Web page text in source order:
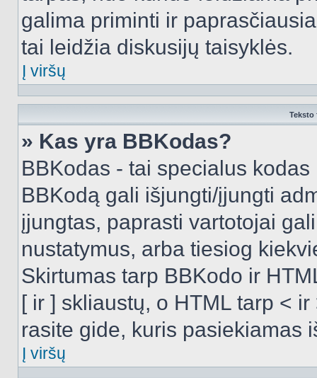
galima priminti ir
tai leidžia diskusijų taisyklės.
Į viršų
Teksto
» Kas yra BBKodas?
BBKodas - tai specialus
BBKodą gali išjungti/įjungti
įjungtas, paprasti vartotojai
nustatymus, arba tiesiog
Skirtumas tarp BBKodo ir
[ ir ] skliaustų, o HTML tarp <
rasite gide, kuris pasiekiamas
Į viršų